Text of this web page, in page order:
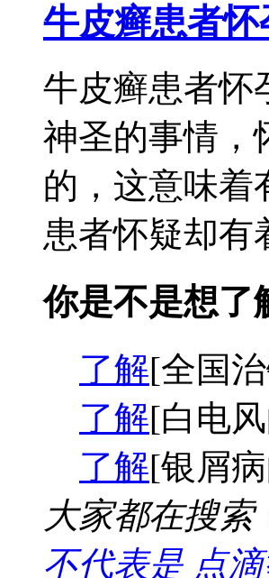
牛皮癣患者
牛皮癣患者怀
神圣的事情，
的，这意味着
患者怀疑却
你是不是想了
了解[全国
了解[白电
了解[银屑
大家都在搜索
不代表是 点